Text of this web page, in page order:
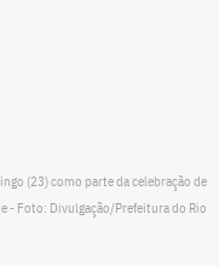
(23) como parte da celebração de
- Foto: Divulgação/Prefeitura do Rio